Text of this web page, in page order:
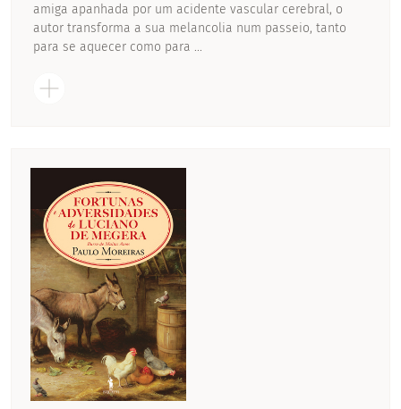
amiga apanhada por um acidente vascular cerebral, o
autor transforma a sua melancolia num passeio, tanto
para se aquecer como para ...